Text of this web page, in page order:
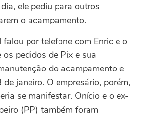
ele pediu para outros
o acampamento.
por telefone com Enric e o
pedidos de Pix e sua
do acampamento e
janeiro. O empresário, porém,
se manifestar. Onício e o ex-
(PP) também foram